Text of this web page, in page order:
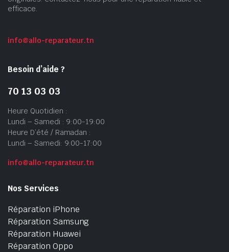
efficace.
info@allo-reparateur.tn
Besoin d’aide ?
70 13 03 03
Heure Quotidien :
Lundi – Samedi : 9:00-19:00
Heure D’été / Ramadan :
Lundi – Samedi: 9:00-17:00
info@allo-reparateur.tn
Nos Services
Réparation iPhone
Réparation Samsung
Réparation Huawei
Réparation Oppo